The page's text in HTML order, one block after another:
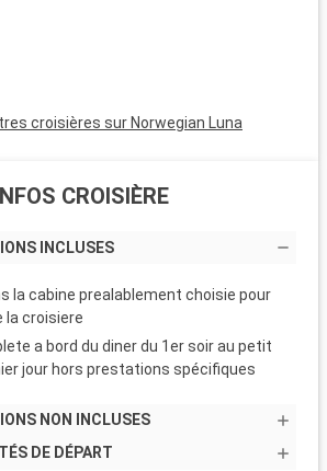
croisières sur Norwegian Luna
CROISIÈRE
INCLUSES
la cabine prealablement choisie pour
la croisiere
a bord du diner du 1er soir au petit
jour hors prestations spécifiques
NON INCLUSES
DE DÉPART